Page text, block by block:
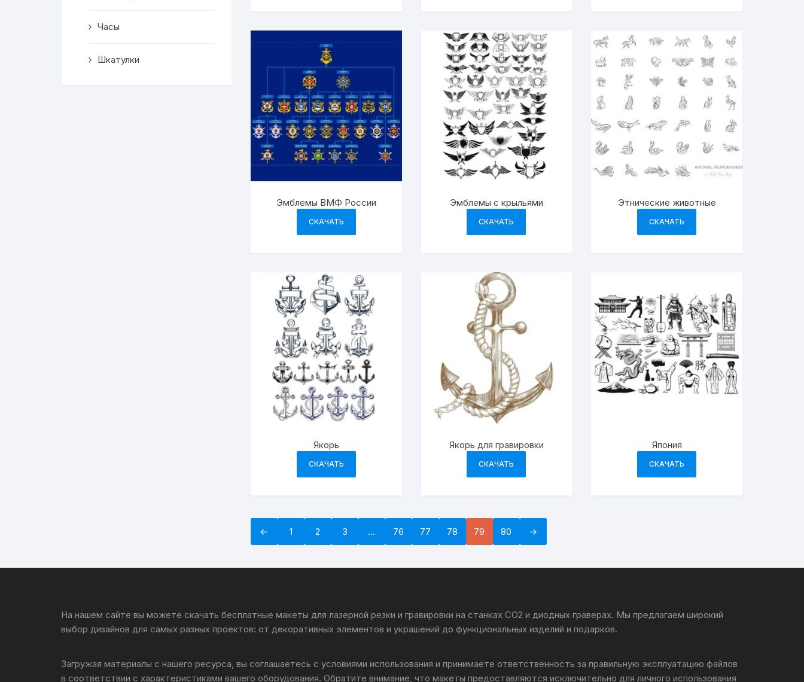
Эмблемы ВМФ России
СКАЧАТЬ
Эмблемы с крыльями
СКАЧАТЬ
Этнические животные
СКАЧАТЬ
Якорь
СКАЧАТЬ
Якорь для гравировки
СКАЧАТЬ
Япония
СКАЧАТЬ
← 1 2 3 … 76 77 78 79 80 →
Часы
Шкатулки
На нашем сайте вы можете скачать бесплатные макеты для лазерной резки и гравировки на станках CO2 и диодных граверах. Мы предлагаем широкий
выбор дизайнов для самых разных проектов: от декоративных элементов и украшений до функциональных изделий и подарков.
Загружая материалы с нашего ресурса, вы соглашаетесь с условиями использования и принимаете ответственность за правильную эксплуатацию файлов
в соответствии с характеристиками вашего оборудования. Обратите внимание, что макеты предоставляются исключительно для личного использования